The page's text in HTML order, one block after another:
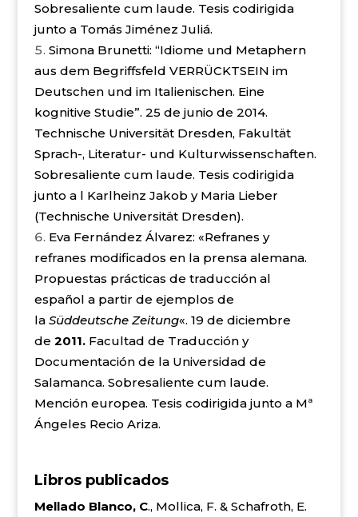
Sobresaliente cum laude. Tesis codirigida
junto a Tomás Jiménez Juliá.
Simona Brunetti: “Idiome und Metaphern
aus dem Begriffsfeld VERRÜCKTSEIN im
Deutschen und im Italienischen. Eine
kognitive Studie”. 25 de junio de 2014.
Technische Universität Dresden, Fakultät
Sprach-, Literatur- und Kulturwissenschaften.
Sobresaliente cum laude. Tesis codirigida
junto a l Karlheinz Jakob y Maria Lieber
(Technische Universität Dresden).
Eva Fernández Álvarez: «Refranes y
refranes modificados en la prensa alemana.
Propuestas prácticas de traducción al
español a partir de ejemplos de
la Süddeutsche Zeitung«. 19 de diciembre
de 2011. Facultad de Traducción y
Documentación de la Universidad de
Salamanca. Sobresaliente cum laude.
Mención europea. Tesis codirigida junto a Mª
Ángeles Recio Ariza.
Libros publicados
Mellado Blanco, C., Mollica, F. & Schafroth, E.